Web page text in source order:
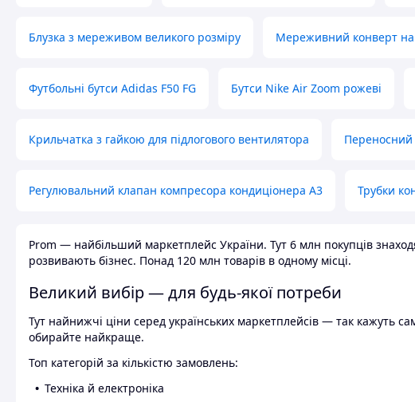
Блузка з мереживом великого розміру Мереживний конверт на
Футбольні бутси Adidas F50 FG Бутси Nike Air Zoom рожеві
Крильчатка з гайкою для підлогового вентилятора Переносний
Регулювальний клапан компресора кондиціонера А3 Трубки
Prom — найбільший маркетплейс України. Тут 6 млн покупців
розвивають бізнес. Понад 120 млн товарів в одному місці.
Великий вибір — для будь-якої потреби
Тут найнижчі ціни серед українських маркетплейсів — так кажуть
обирайте найкраще.
Топ категорій за кількістю замовлень:
Техніка й електроніка